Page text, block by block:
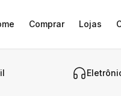
Comprar Lojas